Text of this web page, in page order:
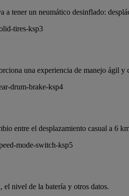
a tener un neumático desinflado:
una experiencia de manejo ágil y
entre el desplazamiento casual a 6
el nivel de la batería y otros datos.